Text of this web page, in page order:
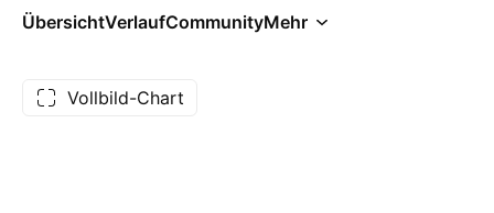
ÜbersichtVerlaufCommunityMehr
Vollbild-Chart